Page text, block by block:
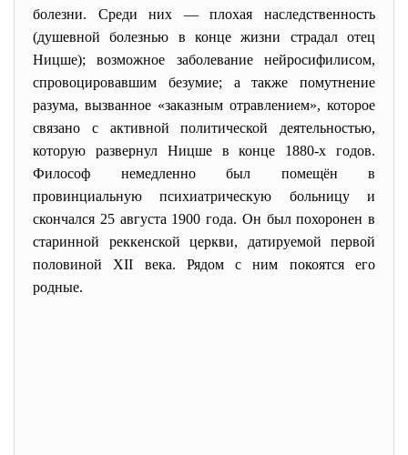
болезни. Среди них — плохая наследственность
(душевной болезнью в конце жизни страдал отец
Ницше); возможное заболевание нейросифилисом,
спровоцировавшим безумие; а также помутнение
разума, вызванное «заказным отравлением», которое
связано с активной политической деятельностью,
которую развернул Ницше в конце 1880-х годов.
Философ немедленно был помещён в
провинциальную психиатрическую больницу и
скончался 25 августа 1900 года. Он был похоронен в
старинной реккенской церкви, датируемой первой
половиной XII века. Рядом с ним покоятся его
родные.